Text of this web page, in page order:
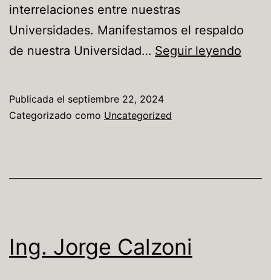
interrelaciones entre nuestras
Universidades. Manifestamos el respaldo
de nuestra Universidad… Seguir leyendo
Publicada el septiembre 22, 2024
Categorizado como Uncategorized
Ing. Jorge Calzoni